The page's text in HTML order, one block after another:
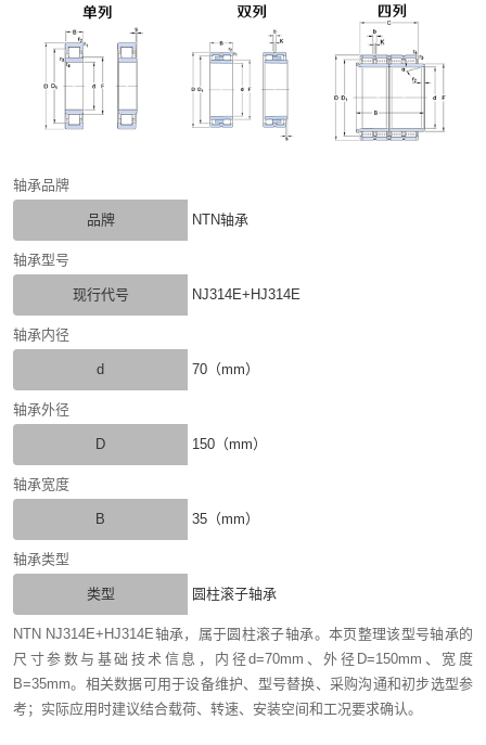
轴承品牌
品牌 NTN轴承
轴承型号
现行代号 NJ314E+HJ314E
轴承内径
d 70（mm）
轴承外径
D 150（mm）
轴承宽度
B 35（mm）
轴承类型
类型 圆柱滚子轴承
NTN NJ314E+HJ314E轴承，属于圆柱滚子轴承。本页整理该型号轴承的
尺寸参数与基础技术信息，内径d=70mm、外径D=150mm、宽度
B=35mm。相关数据可用于设备维护、型号替换、采购沟通和初步选型参
考；实际应用时建议结合载荷、转速、安装空间和工况要求确认。